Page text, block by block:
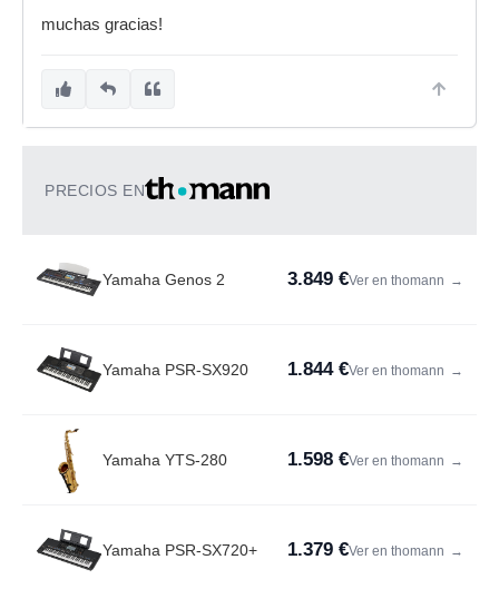
muchas gracias!
PRECIOS EN
Yamaha Genos 2 3.849 €Ver en thomann →
Yamaha PSR-SX920 1.844 €Ver en thomann →
Yamaha YTS-280 1.598 €Ver en thomann →
Yamaha PSR-SX720+ 1.379 €Ver en thomann →